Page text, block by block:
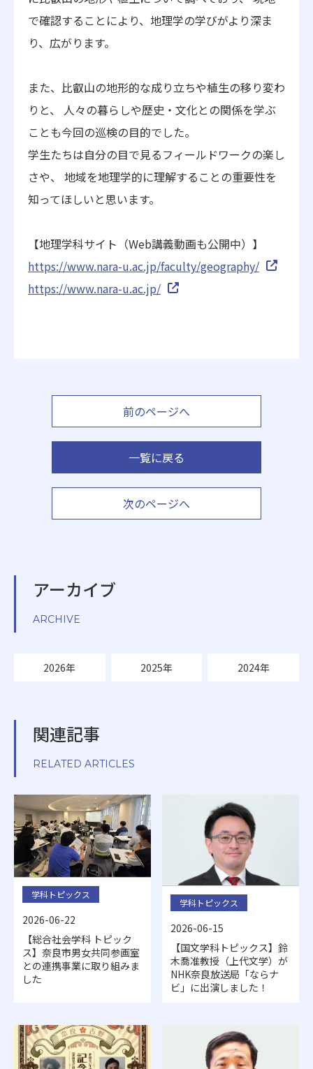
で確認することにより、地理学の学びがより深ま
り、広がります。
また、比叡山の地形的な成り立ちや植生の移り変わ
りと、 人々の暮らしや歴史・文化との関係を学ぶ
ことも今回の巡検の目的でした。
学生たちは自分の目で見るフィールドワークの楽し
さや、 地域を地理学的に理解することの重要性を
知ってほしいと思います。
【地理学科サイト（Web講義動画も公開中）】
https://www.nara-u.ac.jp/faculty/geography/
https://www.nara-u.ac.jp/
前のページへ
一覧に戻る
次のページへ
アーカイブ
ARCHIVE
2026年 2025年 2024年
関連記事
RELATED ARTICLES
学科トピックス
2026-06-22
【総合社会学科 トピック
ス】奈良市男女共同参画室
との連携事業に取り組みま
した
学科トピックス
2026-06-15
【国文学科トピックス】鈴
木喬准教授（上代文学）が
NHK奈良放送局「ならナ
ビ」に出演しました！